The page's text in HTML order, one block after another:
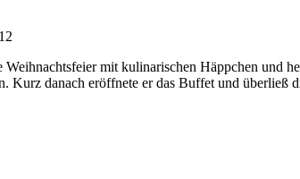
mit kulinarischen Häppchen und
Kurz danach eröffnete er das Buffet und